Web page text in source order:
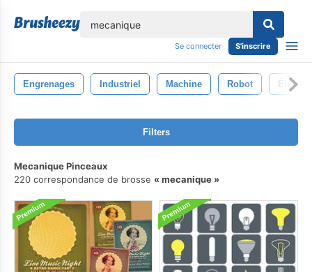
Se connecter S'inscrire
Engrenages Industriel Machine Robot
Filters
Mecanique Pinceaux
220 correspondance de brosse
mecanique